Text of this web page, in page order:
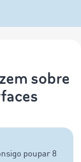
sobre
poupar 8